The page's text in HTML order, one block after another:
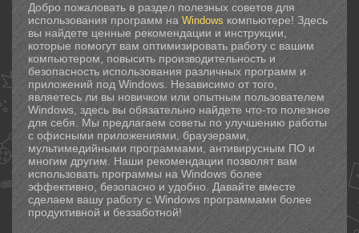
Добро пожаловать в раздел полезных советов для
использования программ на Windows компьютере! Здесь
вы найдете ценные рекомендации и инструкции,
которые помогут вам оптимизировать работу с вашим
компьютером, повысить производительность и
безопасность использования различных программ и
приложений под Windows. Независимо от того,
являетесь ли вы новичком или опытным пользователем
Windows, здесь вы обязательно найдете что-то полезное
для себя. Мы предлагаем советы по улучшению работы
с офисными приложениями, браузерами,
мультимедийными программами, антивирусным ПО и
многим другим. Наши рекомендации позволят вам
использовать программы на Windows более
эффективно, безопасно и удобно. Давайте вместе
сделаем вашу работу с Windows программами более
продуктивной и беззаботной!